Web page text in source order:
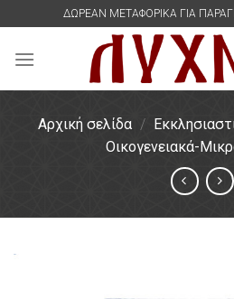
content
ΔΩΡΕΑΝ ΜΕΤΑΦΟΡΙΚΑ ΓΙΑ
Αρχική σελίδα /
Οικογενειακά-